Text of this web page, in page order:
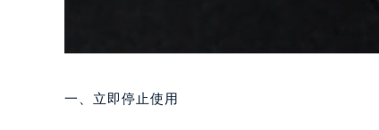
一、立即停止使用